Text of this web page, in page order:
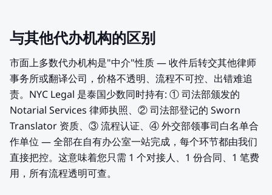
与其他代办机构的区别
市面上多数代办机构是"中介"性质 — 收件后转交其他律师
事务所或翻译公司，价格不透明、流程不可控、出错难追
责。NYC Legal 是泰国少数同时持有: ① 司法部颁发的
Notarial Services 律师执照、② 司法部登记的 Sworn
Translator 资质、③ 流程认证、④ 外交部领事司白名单合
作单位 — 全部在自有办公室一站完成，每个环节都由我们
直接把控。这意味着您只需 1 个对接人、1 份合同、1 笔费
用，所有流程透明可查。